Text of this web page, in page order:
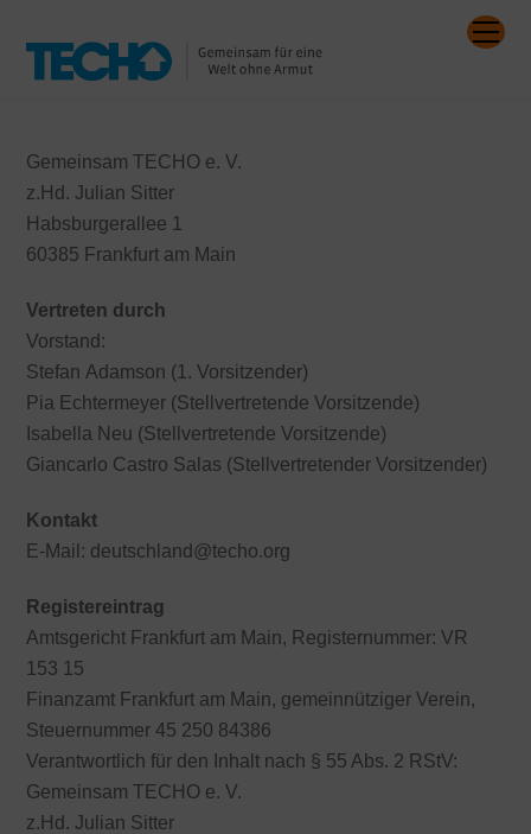
content
Gemeinsam TECHO e. V.
z.Hd. Julian Sitter
Habsburgerallee 1
60385 Frankfurt am Main
Vertreten durch
Vorstand:
Stefan Adamson (1. Vorsitzender)
Pia Echtermeyer (Stellvertretende Vorsitzende)
Isabella Neu (Stellvertretende Vorsitzende)
Giancarlo Castro Salas (Stellvertretender Vorsitzender)
Kontakt
E-Mail: deutschland@techo.org
Registereintrag
Amtsgericht Frankfurt am Main, Registernummer: VR
153 15
Finanzamt Frankfurt am Main, gemeinnütziger Verein,
Steuernummer 45 250 84386
Verantwortlich für den Inhalt nach § 55 Abs. 2 RStV:
Gemeinsam TECHO e. V.
z.Hd. Julian Sitter